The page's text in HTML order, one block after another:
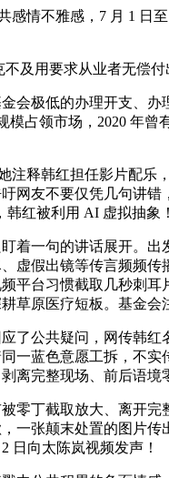
不雅感，7 月 1 日
用要求从业者无偿
极低的办理开支、办
占领市场，2020 年
释韩红担任影片配乐
网友不要仅凭几句讲
韩红被利用 AI 虚拟抽象
一句的讲话展开。出
虚假出镜等传言频频
平台习惯截取几秒刺
草原医疗短板。基金会
公共疑问，网传韩红
一蓝色意愿工拆，不
离完整现场、前后语
丁截取放大、离开完
一张颠末处置的图片
日向太陈岚视频发声！